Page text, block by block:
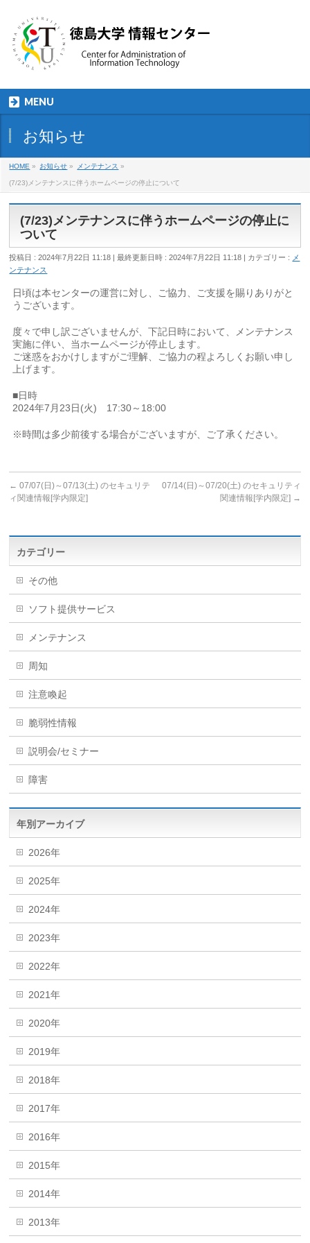
MENU
お知らせ
HOME » お知らせ » メンテナンス »
(7/23)メンテナンスに伴うホームページの停止について
(7/23)メンテナンスに伴うホームページの停止に
ついて
投稿日 : 2024年7月22日 11:18 最終更新日時 : 2024年7月22日 11:18 カテゴリー : メ
ンテナンス
日頃は本センターの運営に対し、ご協力、ご支援を賜りありがと
うございます。
度々で申し訳ございませんが、下記日時において、メンテナンス
実施に伴い、当ホームページが停止します。
ご迷惑をおかけしますがご理解、ご協力の程よろしくお願い申し
上げます。
■日時
2024年7月23日(火) 17:30～18:00
※時間は多少前後する場合がございますが、ご了承ください。
← 07/07(日)～07/13(土) のセキュリテ
ィ関連情報[学内限定]
07/14(日)～07/20(土) のセキュリティ
関連情報[学内限定] →
カテゴリー
その他
ソフト提供サービス
メンテナンス
周知
注意喚起
脆弱性情報
説明会/セミナー
障害
年別アーカイブ
2026年
2025年
2024年
2023年
2022年
2021年
2020年
2019年
2018年
2017年
2016年
2015年
2014年
2013年